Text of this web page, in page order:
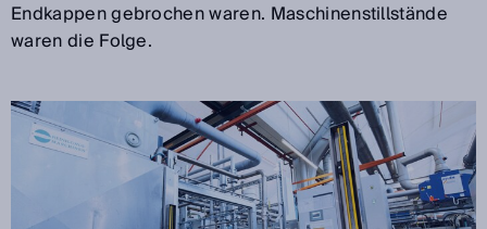
Endkappen gebrochen waren. Maschinenstillstände
waren die Folge.